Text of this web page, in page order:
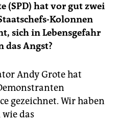
(SPD) hat vor gut zwei
Kolonnen
sich in Lebensgefahr
das Angst?
Andy Grote hat
gezeichnet. Wir haben
wie das